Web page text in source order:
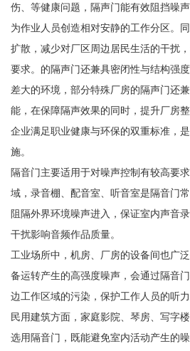
伤、等健康问题，隔声门能有效阻挡噪
为作业人员创造相对安静的工作分区。
扩散，减少对厂区周边居民生活的干扰
要求。的隔声门还兼具密闭性与结构强
差大的环境，部分特殊厂房的隔声门还
能，在保障隔声效果的同时，提升厂房
企业满足职业健康与环保的双重标准，
施。
隔音门主要适用于对噪声控制有较高要
域，录音棚、配音室、听音室是隔音门
阻隔外界环境噪声进入，保证室内声音
干扰影响音频作品质量。
工业场所中，机房、厂房的设备间也广
备运转产生的高强度噪声，会通过隔音
边工作区域的污染，保护工作人员的听力
民用建筑方面，家庭影院、琴房、写字
选用隔音门，既能避免室内活动产生的